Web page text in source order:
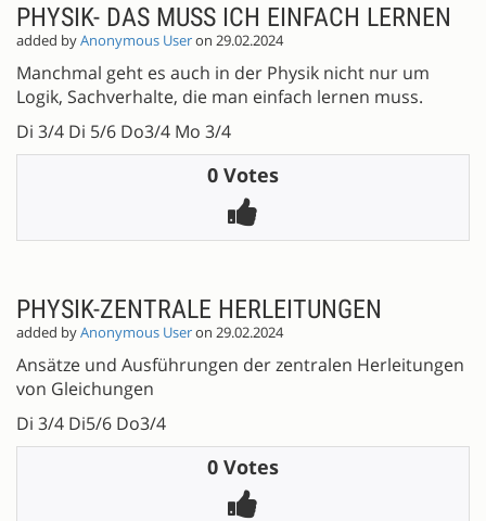
PHYSIK- DAS MUSS ICH EINFACH LERNEN
added byAnonymous Useron 29.02.2024
Manchmal geht es auch in der Physik nicht nur um
Logik, Sachverhalte, die man einfach lernen muss.
Di 3/4 Di 5/6 Do3/4 Mo 3/4
0 Votes
PHYSIK-ZENTRALE HERLEITUNGEN
added byAnonymous Useron 29.02.2024
Ansätze und Ausführungen der zentralen Herleitungen
von Gleichungen
Di 3/4 Di5/6 Do3/4
0 Votes